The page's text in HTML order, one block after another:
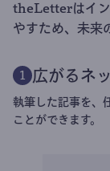
theLetterはイン
やすため、未来
1 広がるネ
執筆した記事を、
ことができます。